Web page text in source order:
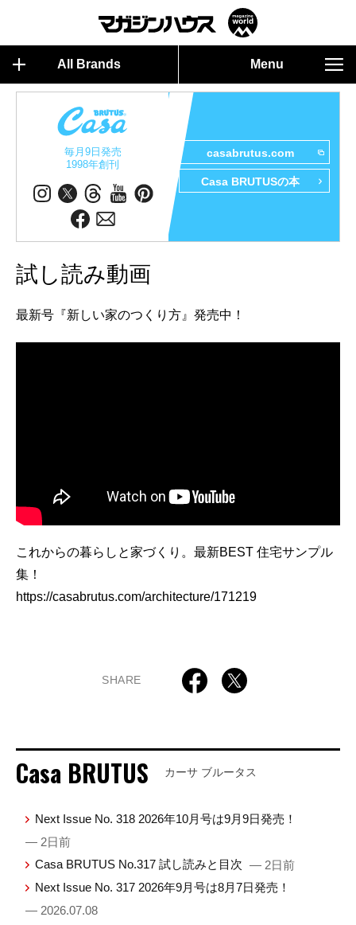
All Brands Menu
毎月9日発売
1998年創刊
casabrutus.com
Casa BRUTUSの本
試し読み動画
最新号『新しい家のつくり方』発売中！
これからの暮らしと家づくり。最新BEST 住宅サンプル
集！
https://casabrutus.com/architecture/171219
SHARE
Casa BRUTUS カーサ ブルータス
Next Issue No. 318 2026年10月号は9月9日発売！
— 2日前
Casa BRUTUS No.317 試し読みと目次 — 2日前
Next Issue No. 317 2026年9月号は8月7日発売！
— 2026.07.08